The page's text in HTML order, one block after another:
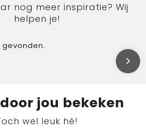
nog meer inspiratie? Wij
helpen je!
jou bekeken
wel leuk hé!